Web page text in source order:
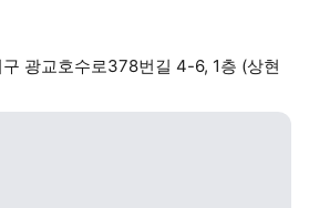
광교호수로378번길 4-6, 1층 (상현